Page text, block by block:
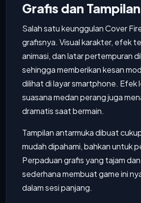
Grafis dan Tampilan
Salah satu keunggulan Cover
grafisnya. Visual karakter, efek
animasi, dan latar pertempuran
sehingga memberikan kesan
dilihat di layar smartphone. Efek
suasana medan perang juga
dramatis saat bermain.
Tampilan antarmuka dibuat
mudah dipahami, bahkan untuk
Perpaduan grafis yang tajam
sederhana membuat game ini
dalam sesi panjang.